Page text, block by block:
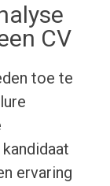
CV
toe te
ervaring